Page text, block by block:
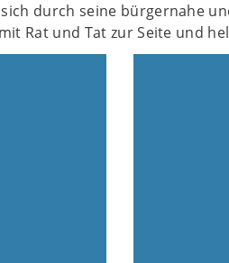
durch seine bürgernahe
Rat und Tat zur Seite und